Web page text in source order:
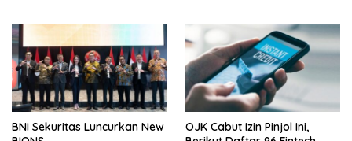
BNI Sekuritas Luncurkan New
OJK Cabut Izin Pinjol Ini,